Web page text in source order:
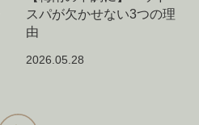
スパが欠かせない3つの理
由
2026.05.28